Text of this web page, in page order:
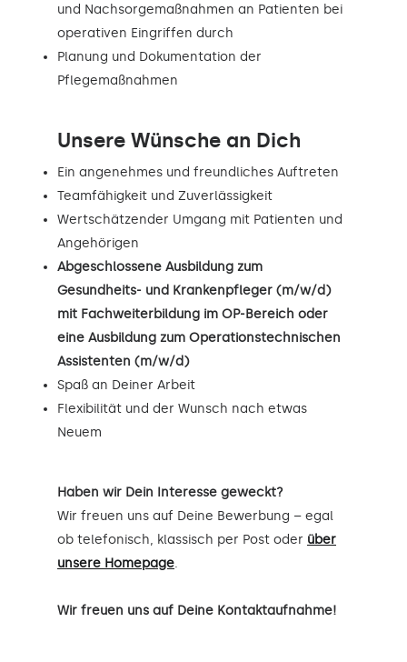
und Nachsorgemaßnahmen an Patienten bei
operativen Eingriffen durch
Planung und Dokumentation der
Pflegemaßnahmen
Unsere Wünsche an Dich
Ein angenehmes und freundliches Auftreten
Teamfähigkeit und Zuverlässigkeit
Wertschätzender Umgang mit Patienten und
Angehörigen
Abgeschlossene Ausbildung zum
Gesundheits- und Krankenpfleger (m/w/d)
mit Fachweiterbildung im OP-Bereich oder
eine Ausbildung zum Operationstechnischen
Assistenten (m/w/d)
Spaß an Deiner Arbeit
Flexibilität und der Wunsch nach etwas
Neuem
Haben wir Dein Interesse geweckt?
Wir freuen uns auf Deine Bewerbung – egal
ob telefonisch, klassisch per Post oder über
unsere Homepage.
Wir freuen uns auf Deine Kontaktaufnahme!